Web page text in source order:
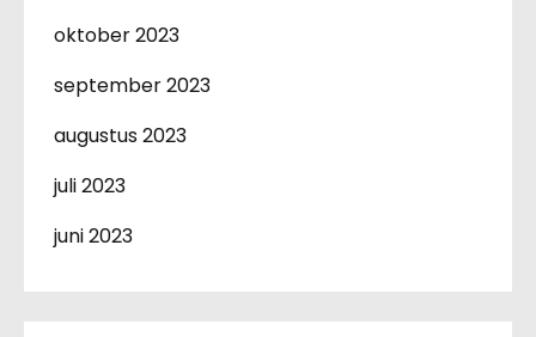
oktober 2023
september 2023
augustus 2023
juli 2023
juni 2023